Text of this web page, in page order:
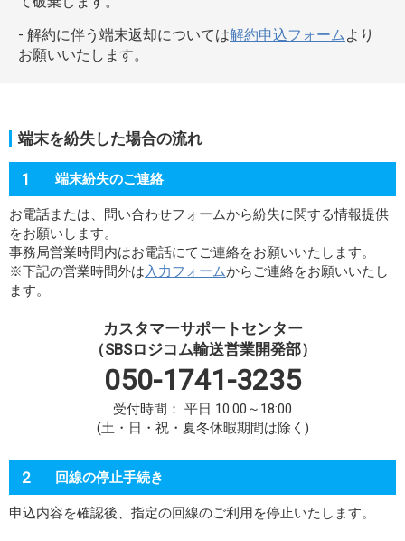
- 解約に伴う端末返却については解約申込フォームより
お願いいたします。
端末を紛失した場合の流れ
1 端末紛失のご連絡
お電話または、問い合わせフォームから紛失に関する情報提供
をお願いします。
事務局営業時間内はお電話にてご連絡をお願いいたします。
※下記の営業時間外は入力フォームからご連絡をお願いいたし
ます。
カスタマーサポートセンター
（SBSロジコム輸送営業開発部）
050-1741-3235
受付時間： 平日 10:00～18:00
(土・日・祝・夏冬休暇期間は除く)
2 回線の停止手続き
申込内容を確認後、指定の回線のご利用を停止いたします。